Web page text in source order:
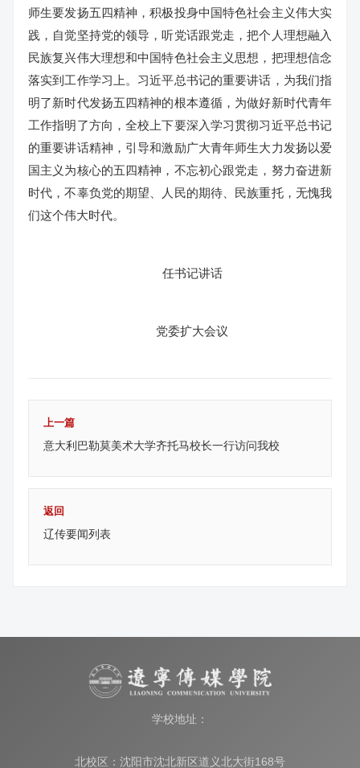
师生要发扬五四精神，积极投身中国特色社会主义伟大实
践，自觉坚持党的领导，听党话跟党走，把个人理想融入
民族复兴伟大理想和中国特色社会主义思想，把理想信念
落实到工作学习上。习近平总书记的重要讲话，为我们指
明了新时代发扬五四精神的根本遵循，为做好新时代青年
工作指明了方向，全校上下要深入学习贯彻习近平总书记
的重要讲话精神，引导和激励广大青年师生大力发扬以爱
国主义为核心的五四精神，不忘初心跟党走，努力奋进新
时代，不辜负党的期望、人民的期待、民族重托，无愧我
们这个伟大时代。
任书记讲话
党委扩大会议
上一篇
意大利巴勒莫美术大学齐托马校长一行访问我校
返回
辽传要闻列表
学校地址：
北校区：沈阳市沈北新区道义北大街168号